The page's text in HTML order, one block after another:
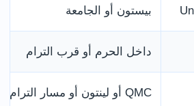
بيستون أو الجامعة
داخل الحرم أو قرب الترام
QMC أو لينتون أو مسار الترام